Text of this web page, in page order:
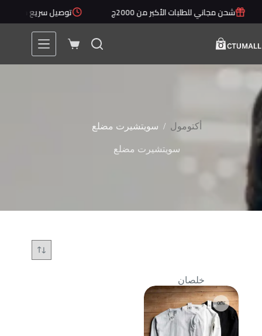
التجاوزشحن مجاني للطلبات الأكبر من 2000ج توصيل سريع خلال 1 - 5 أيام
عربة
أكتومول / سويتشيرت مضلع
سويتشيرت مضلع
خلصان